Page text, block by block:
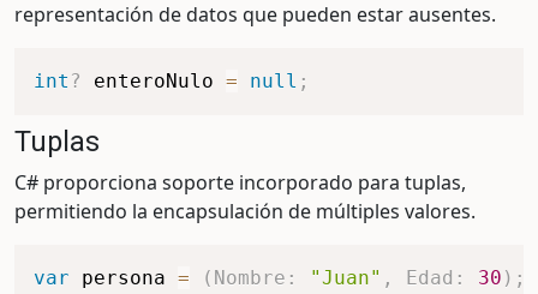
representación de datos que pueden estar ausentes.
int ? enteroNulo = null ;
Tuplas
C# proporciona soporte incorporado para tuplas,
permitiendo la encapsulación de múltiples valores.
var persona = ( Nombre : "Juan" , Edad : 30 ) ;